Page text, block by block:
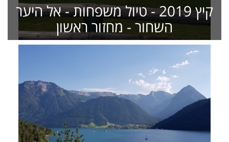
קיץ 2019 - טיול משפחות - אל היער
השחור - מחזור ראשון